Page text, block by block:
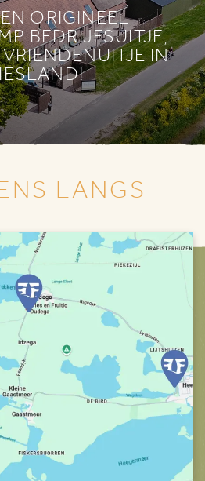
ORIGINEEL
BEDRIJFSUITJE,
IN
LANGS